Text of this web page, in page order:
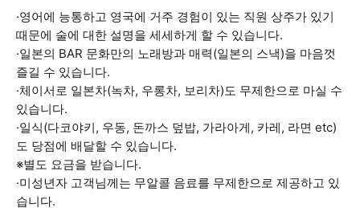
·영어에 능통하고 영국에 거주 경험이 있는 직원 상주가 있기
때문에 술에 대한 설명을 세세하게 할 수 있습니다.
·일본의 BAR 문화만의 노래방과 매력(일본의 스낵)을 마음껏
즐길 수 있습니다.
·체이서로 일본차(녹차, 우롱차, 보리차)도 무제한으로 마실 수
있습니다.
·일식(다코야키, 우동, 돈까스 덮밥, 가라아게, 카레, 라면 etc)
도 당점에 배달할 수 있습니다.
※별도 요금을 받습니다.
·미성년자 고객님께는 무알콜 음료를 무제한으로 제공하고 있
습니다.